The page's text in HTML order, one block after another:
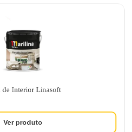
de Interior Linasoft